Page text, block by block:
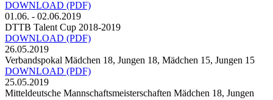
DOWNLOAD (PDF)
01.06. - 02.06.2019
DTTB Talent Cup 2018-2019
DOWNLOAD (PDF)
26.05.2019
Verbandspokal Mädchen 18, Jungen 18, Mädchen 15, Jungen 15
DOWNLOAD (PDF)
25.05.2019
Mitteldeutsche Mannschaftsmeisterschaften Mädchen 18, Jungen